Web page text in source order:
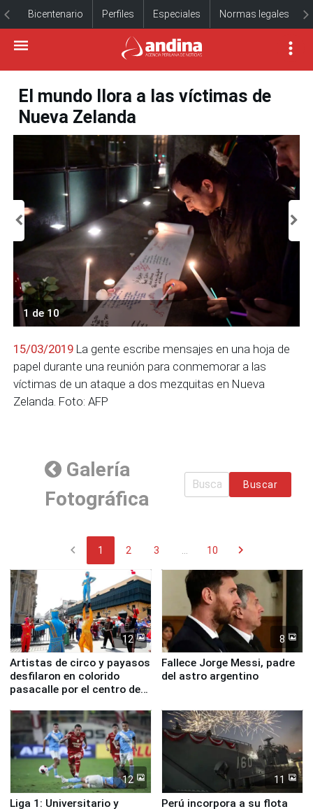
Bicentenario Perfiles Especiales Normas legales
El mundo llora a las víctimas de
Nueva Zelanda
1 de 10
15/03/2019 La gente escribe mensajes en una hoja de
papel durante una reunión para conmemorar a las
víctimas de un ataque a dos mezquitas en Nueva
Zelanda. Foto: AFP
Galería
Fotográfica
Buscar
chevron_left 1 2 3 10 chevron_right
12
Artistas de circo y payasos
desfilaron en colorido
pasacalle por el centro de
8
Fallece Jorge Messi, padre
del astro argentino
12
Liga 1: Universitario y
11
Perú incorpora a su flota